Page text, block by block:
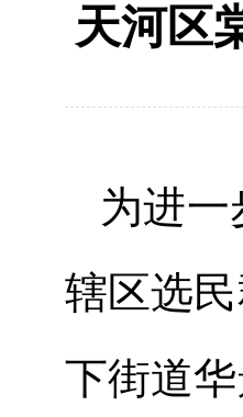
天河区
为进
辖区选
下街道